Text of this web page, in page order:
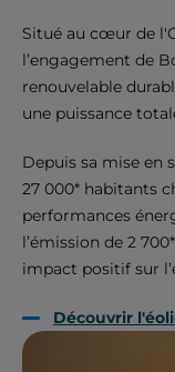
Situé au cœur de
l’engagement de
renouvelable
une puissance
Depuis sa mise en
27 000* habitants
performances
l’émission de 2
impact positif sur
Découvrir